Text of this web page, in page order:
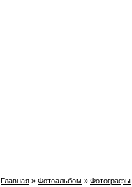
Главная » Фотоальбом » Фотографы